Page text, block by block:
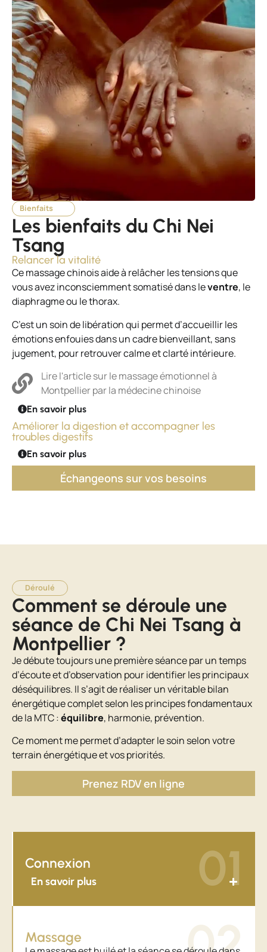
Bienfaits
Les bienfaits du Chi Nei
Tsang
Relancer la vitalité
Ce massage chinois aide à relâcher les tensions que
vous avez inconsciemment somatisé dans leventre, le
diaphragme ou le thorax.
C’est un soin de libération qui permet d’accueillir les
émotions enfouies dans un cadre bienveillant, sans
jugement, pour retrouver calme et clarté intérieure.
Lire l'article sur le massage émotionnel à
Montpellier par la médecine chinoise
En savoir plus
Améliorer la digestion et accompagner les
troubles digestifs
En savoir plus
Échangeons sur vos besoins
Déroulé
Comment se déroule une
séance de Chi Nei Tsang à
Montpellier ?
Je débute toujours une première séance par un temps
d’écoute et d’observation pour identifier les principaux
déséquilibres. Il s’agit de réaliser un véritable bilan
énergétique complet selon les principes fondamentaux
de la MTC :équilibre, harmonie, prévention.
Ce moment me permet d’adapter le soin selon votre
terrain énergétique et vos priorités.
Prenez RDV en ligne
01
Connexion
En savoir plus
Massage